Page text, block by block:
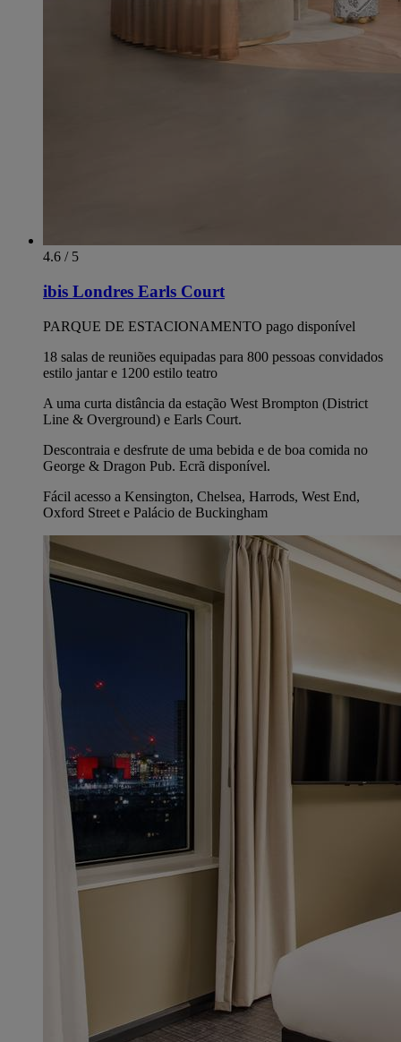
4.6 / 5
ibis Londres Earls Court
PARQUE DE ESTACIONAMENTO pago disponível
18 salas de reuniões equipadas para 800 pessoas convidados
estilo jantar e 1200 estilo teatro
A uma curta distância da estação West Brompton (District
Line & Overground) e Earls Court.
Descontraia e desfrute de uma bebida e de boa comida no
George & Dragon Pub. Ecrã disponível.
Fácil acesso a Kensington, Chelsea, Harrods, West End,
Oxford Street e Palácio de Buckingham